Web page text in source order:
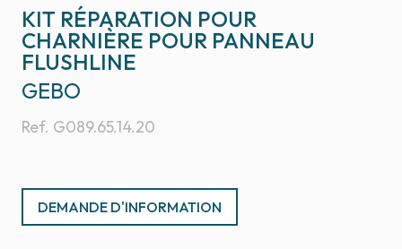
KIT RÉPARATION POUR
CHARNIÈRE POUR PANNEAU
FLUSHLINE
Ref. G089.65.14.20
GEBO
DEMANDE D'INFORMATION